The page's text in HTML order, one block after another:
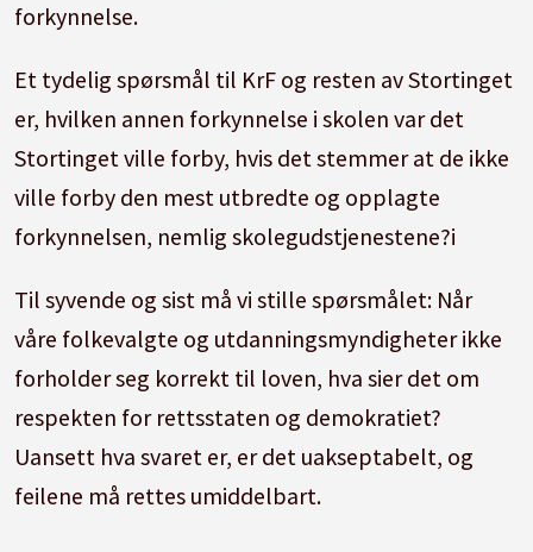
forkynnelse.
Et tydelig spørsmål til KrF og resten av Stortinget
er, hvilken annen forkynnelse i skolen var det
Stortinget ville forby, hvis det stemmer at de ikke
ville forby den mest utbredte og opplagte
forkynnelsen, nemlig skolegudstjenestene?i
Til syvende og sist må vi stille spørsmålet: Når
våre folkevalgte og utdanningsmyndigheter ikke
forholder seg korrekt til loven, hva sier det om
respekten for rettsstaten og demokratiet?
Uansett hva svaret er, er det uakseptabelt, og
feilene må rettes umiddelbart.